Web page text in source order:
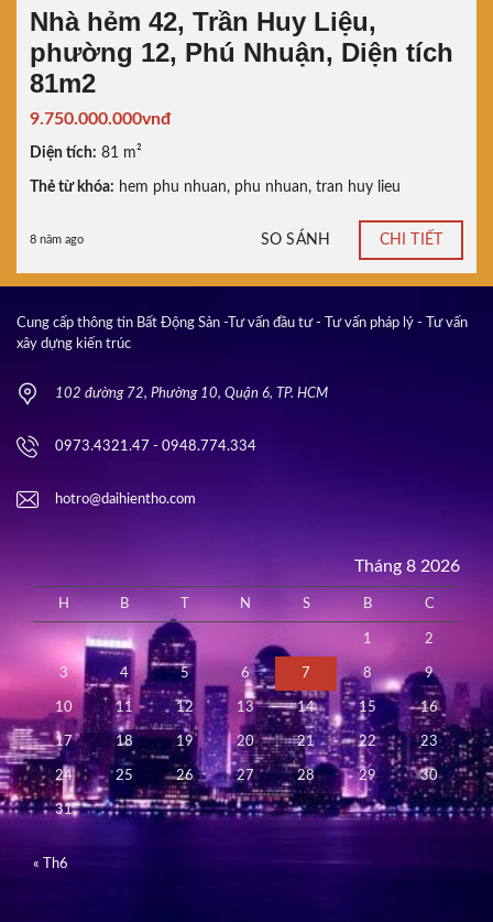
Nhà hẻm 42, Trần Huy Liệu,
phường 12, Phú Nhuận, Diện tích
81m2
9.750.000.000vnđ
Diện tích: 81 m²
Thẻ từ khóa: hem phu nhuan, phu nhuan, tran huy lieu
8 năm ago SO SÁNH CHI TIẾT
Cung cấp thông tin Bất Động Sản -Tư vấn đầu tư - Tư vấn pháp lý - Tư vấn
xây dựng kiến trúc
102 đường 72, Phường 10, Quận 6, TP. HCM
0973.4321.47 - 0948.774.334
hotro@daihientho.com
Tháng 8 2026
H B N S B C
1 2
3 4 5 6 7 8 9
10 11 12 13 14 15 16
17 18 19 20 21 22 23
24 25 26 27 28 29 30
31
« Th6